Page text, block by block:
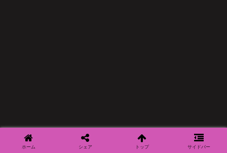
ホーム シェア トップ サイドバー